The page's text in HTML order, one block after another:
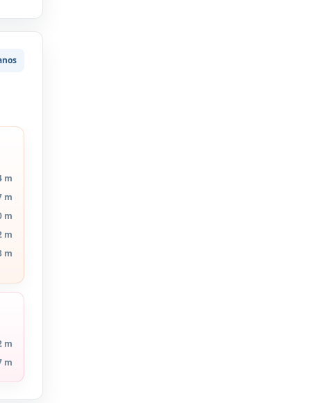
m
m
m
m
m
m
m